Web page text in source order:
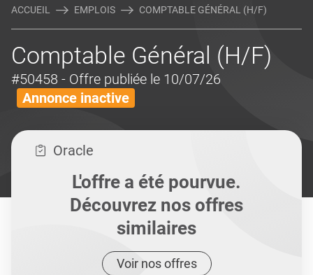
ACCUEIL EMPLOIS COMPTABLE GÉNÉRAL (H/F)
Comptable Général (H/F)
#50458 - Offre publiée le 10/07/26
Annonce inactive
Oracle
L'offre a été pourvue.
Découvrez nos offres
similaires
Voir nos offres